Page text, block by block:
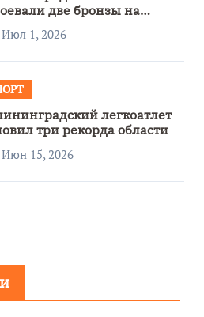
две бронзы на
России
Июл 1, 2026
легкоатлет
три рекорда области
Июн 15, 2026